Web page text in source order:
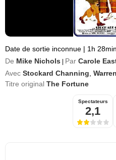
Date de sortie inconnue | 1h 28min
De Mike Nichols Par Carole
Avec Stockard Channing
Titre original The Fortune
Spectateurs
2,1